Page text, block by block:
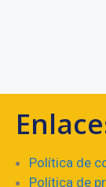
Política de
Política de